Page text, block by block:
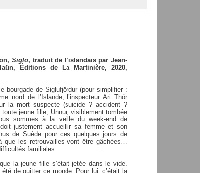
Sigló, traduit de l’islandais par Jean-
Éditions de La Martinière, 2020,
bourgade de Siglufjördur (pour simplifier :
nord de l’Islande, l’inspecteur Ari Thór
la mort suspecte (suicide ? accident ?
toute jeune fille, Unnur, visiblement tombée
sommes à la veille du week-end de
justement accueillir sa femme et son
de Suède pour ces quelques jours de
que les retrouvailles vont être gâchées…
familiales.
la jeune fille s’était jetée dans le vide.
de quitter ce monde. Pour lui, c’était la